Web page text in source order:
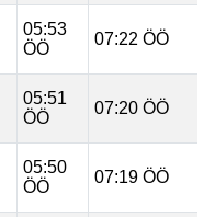
05:53
ÖÖ
07:22 ÖÖ
05:51
ÖÖ
07:20 ÖÖ
05:50
ÖÖ
07:19 ÖÖ